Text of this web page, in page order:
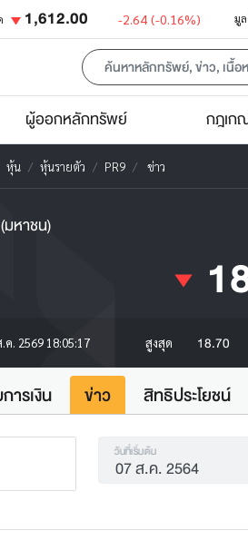
1,612.00 -2.64 (-0.16%) มู
ผู้ออกหลักทรัพย์ กฎเก
หุ้น หุ้นรายตัว PR9 ข่าว
มหาชน)
ค. 2569 18:05:17 สูงสุด 18.70
ารเงิน ข่าว สิทธิประโยชน์
วันที่เริ่มต้น